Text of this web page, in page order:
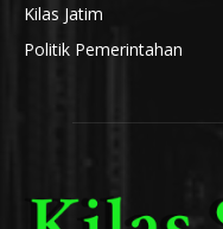
Kilas Jatim
Politik Pemerintahan